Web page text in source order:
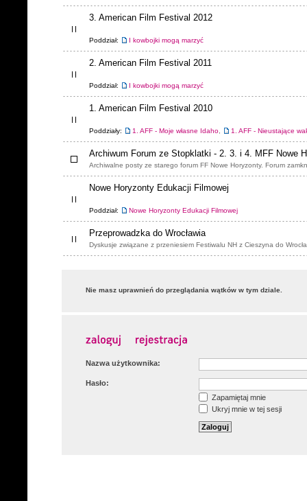
3. American Film Festival 2012
Poddział: I kowbojki mogą marzyć
2. American Film Festival 2011
Poddział: I kowbojki mogą marzyć
1. American Film Festival 2010
Poddziały: 1. AFF - Moje własne Idaho, 1. AFF - Nieustające
Archiwum Forum ze Stopklatki - 2. 3. i 4. MFF Nowe
Archiwalne posty ze starego forum FF Nowe Horyzonty. Forum
Nowe Horyzonty Edukacji Filmowej
Poddział: Nowe Horyzonty Edukacji Filmowej
Przeprowadzka do Wrocławia
Dyskusje związane z przeniesiem Festiwalu NH z Cieszyna do
Nie masz uprawnień do przeglądania wątków w tym dziale.
Nazwa użytkownika:
Hasło:
Zapamiętaj mnie
Ukryj mnie w tej sesji